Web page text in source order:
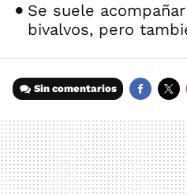
Se suele
bivalvos, pero
Sin comentarios